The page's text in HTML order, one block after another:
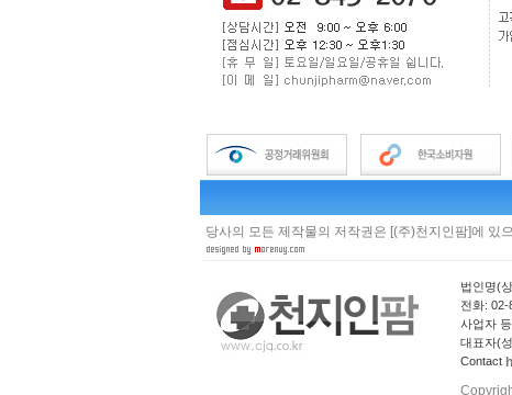
당사의 모든 제작물의 저작권은 [(주)천지인팜]에 있
법인명(
전화:
사업자
대표자(
Contact